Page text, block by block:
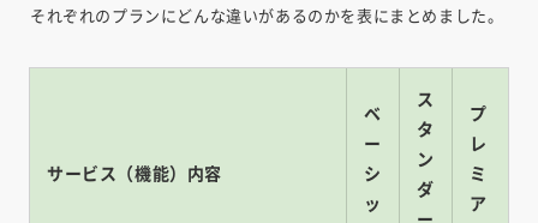
それぞれのプランにどんな違いがあるのかを表にまとめました。
サービス（機能）内容
ベ
ー
シ
ッ
ス
タ
ン
ダ
プ
レ
ミ
ア